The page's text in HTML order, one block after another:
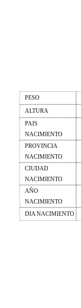
PESO
ALTURA
PAIS
NACIMIENTO
PROVINCIA
NACIMIENTO
CIUDAD
NACIMIENTO
AÑO
NACIMIENTO
DIA NACIMIENTO